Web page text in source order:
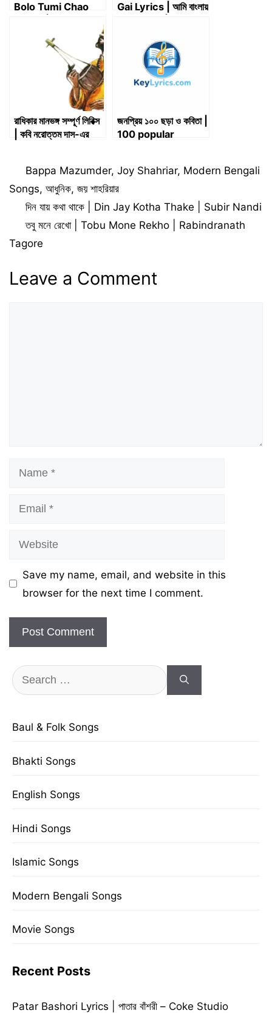
Bolo Tumi Chao
Gai Lyrics | আমি বাংলায়
রাধিকার মানভঙ্গ সম্পূর্ণ লিরিক্স
| কবি নরোত্তম দাস-এর
জনপ্রিয় ১০০ ছড়া ও কবিতা |
100 popular
Categories
Bappa Mazumder,Joy Shahriar, Modern Bengali
Songs, আধুনিক, জয় শাহরিয়ার
দিন যায় কথা থাকে | Din Jay Kotha Thake | Subir Nandi
তবু মনে রেখো | Tobu Mone Rekho | Rabindranath
Tagore
Leave a Comment
Name
Email
Website
Save my name, email, and website in this
browser for the next time I comment.
Search
for:
Baul & Folk Songs
Bhakti Songs
English Songs
Hindi Songs
Islamic Songs
Modern Bengali Songs
Movie Songs
Recent Posts
Patar Bashori Lyrics | পাতার বাঁশরী – Coke Studio